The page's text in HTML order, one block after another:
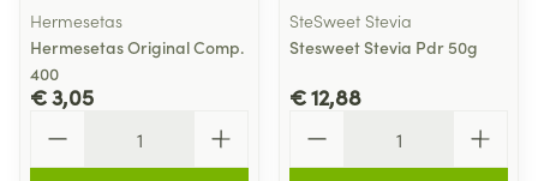
Hermesetas
Hermesetas Original Comp.
400
€ 3,05
SteSweet Stevia
Stesweet Stevia Pdr 50g
€ 12,88